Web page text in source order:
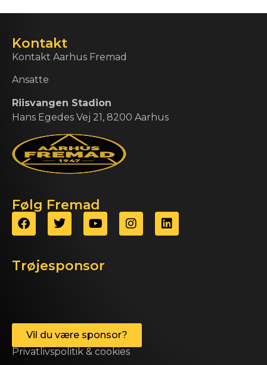
Kontakt
Kontakt Aarhus Fremad
Ansatte
Riisvangen Stadion
Hans Egedes Vej 21, 8200 Aarhus
Følg Fremad
Trøjesponsor
Vil du være sponsor?
Privatlivspolitik & cookies